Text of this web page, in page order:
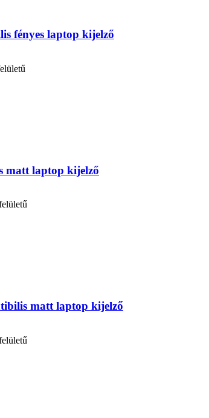
fényes laptop kijelző
matt laptop kijelző
matt laptop kijelző